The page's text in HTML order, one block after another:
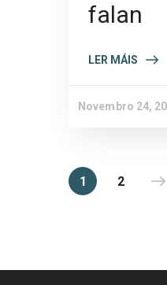
falan
LER MÁIS
Novembro 24,
1 2